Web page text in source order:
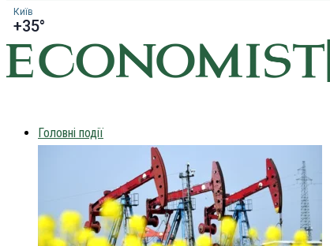
Київ
+35°
Головні події